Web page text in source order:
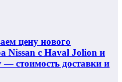
цену нового
Nissan с Haval Jolion и
— стоимость доставки и